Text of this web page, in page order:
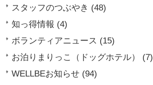
スタッフのつぶやき (48)
知っ得情報 (4)
ボランティアニュース (15)
お泊りまりっこ（ドッグホテル） (7)
WELLBEお知らせ (94)